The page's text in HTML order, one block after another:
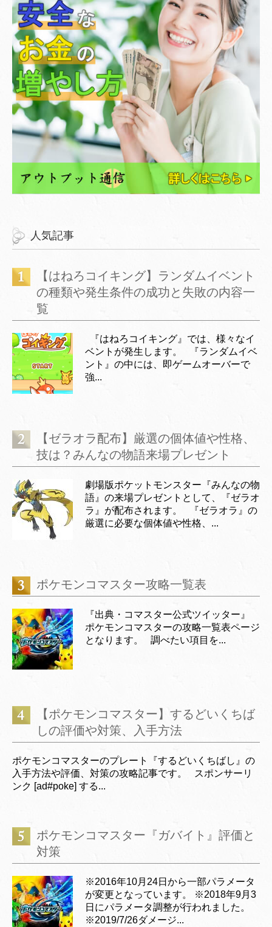
人気記事
【はねろコイキング】ランダムイベント
の種類や発生条件の成功と失敗の内容一
覧
『はねろコイキング』では、様々なイ
ベントが発生します。 『ランダムイベ
ント』の中には、即ゲームオーバーで
強...
【ゼラオラ配布】厳選の個体値や性格、
技は？みんなの物語来場プレゼント
劇場版ポケットモンスター『みんなの物
語』の来場プレゼントとして、『ゼラオ
ラ』が配布されます。 『ゼラオラ』の
厳選に必要な個体値や性格、...
ポケモンコマスター攻略一覧表
『出典・コマスター公式ツイッター』
ポケモンコマスターの攻略一覧表ページ
となります。 調べたい項目を...
【ポケモンコマスター】するどいくちば
しの評価や対策、入手方法
ポケモンコマスターのプレート『するどいくちばし』の
入手方法や評価、対策の攻略記事です。 スポンサーリ
ンク [ad#poke] する...
ポケモンコマスター『ガバイト』評価と
対策
※2016年10月24日から一部パラメータ
が変更となっています。 ※2018年9月3
日にパラメータ調整が行われました。
※2019/7/26ダメージ...